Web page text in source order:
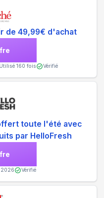
de 49,99€ d'achat
160 fois Vérifié
toute l'été avec
par HelloFresh
2026 Vérifié